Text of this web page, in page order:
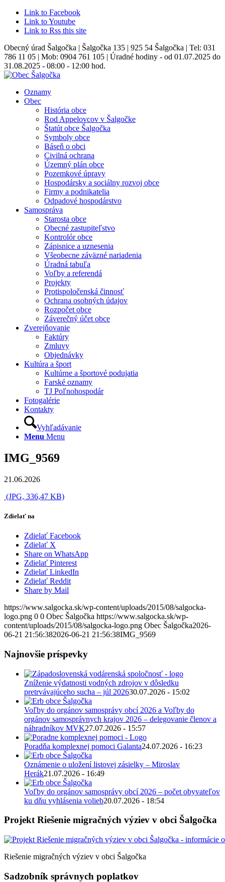
Link to Facebook
Link to Youtube
Link to Rss this site
Obecný úrad Šalgočka | Šalgočka 135 | 925 54 Šalgočka | Tel: 031
786 11 05 | Mob: 0904 761 105 | Úradné hodiny - od 01.07.2025 do
31.08.2025 - 08:00 - 12:00 hod.
Oznamy
Obec
História obce
Rod Appelovcov v Šalgočke
Štatút obce Šalgočka
Symboly obce
Báseň o obci
Civilná ochrana
Územný plán obce
Pozemkové úpravy
Hospodársky a sociálny rozvoj obce
Firmy a podnikatelia
Odpadové hospodárstvo
Samospráva
Starosta obce
Obecné zastupiteľstvo
Kontrolór obce
Zápisnice a uznesenia
Všeobecne záväzné nariadenia
Úradná tabuľa
Voľby a referendá
Projekty
Protispoločenská činnosť
Ochrana osobných údajov
Rozpočet obce
Záverečný účet obce
Zverejňovanie
Faktúry
Zmluvy
Objednávky
Kultúra a šport
Kultúrne a športové podujatia
Farské oznamy
TJ Poľnohospodár
Fotogalérie
Kontakty
Vyhľadávanie
Menu Menu
IMG_9569
21.06.2026
(JPG, 336,47 KB)
Zdielať na
Zdielať Facebook
Zdielať X
Share on WhatsApp
Zdielať Pinterest
Zdielať LinkedIn
Zdielať Reddit
Share by Mail
https://www.salgocka.sk/wp-content/uploads/2015/08/salgocka-
logo.png 0 0 Obec Šalgočka https://www.salgocka.sk/wp-
content/uploads/2015/08/salgocka-logo.png Obec Šalgočka2026-
06-21 21:56:382026-06-21 21:56:38IMG_9569
Najnovšie príspevky
Zníženie výdatnosti vodných zdrojov v dôsledku
pretrvávajúceho sucha – júl 202630.07.2026 - 15:02
Voľby do orgánov samosprávy obcí 2026 a Voľby do
orgánov samosprávnych krajov 2026 – delegovanie členov a
náhradníkov MVK27.07.2026 - 15:57
Poradňa komplexnej pomoci Galanta24.07.2026 - 16:23
Oznámenie o uložení listovej zásielky – Miroslav
Herák21.07.2026 - 16:49
Voľby do orgánov samosprávy obcí 2026 – počet obyvateľov
ku dňu vyhlásenia volieb20.07.2026 - 18:54
Projekt Riešenie migračných výziev v obci Šalgočka
Riešenie migračných výziev v obci Šalgočka
Sadzobník správnych poplatkov